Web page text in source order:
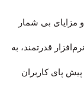
و مزایای بی شمار
قدرتمند، به
پای کاربران